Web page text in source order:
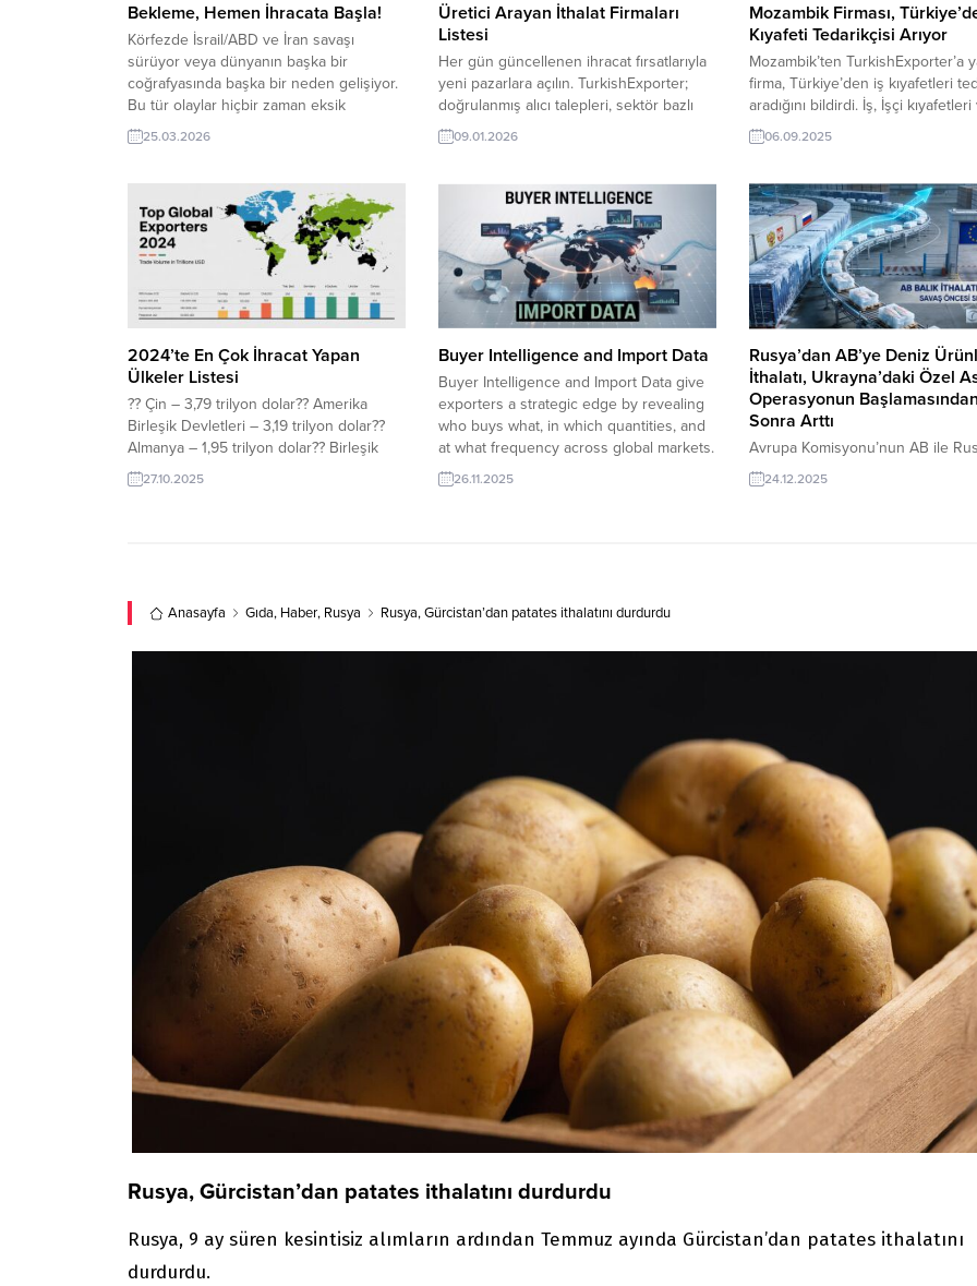
Bekleme, Hemen İhracata Başla!
Körfezde İsrail/ABD ve İran savaşı
sürüyor veya dünyanın başka bir
coğrafyasında başka bir neden gelişiyor.
Bu tür olaylar hiçbir zaman eksik
olmayacak. Ne yapmalı? Beklemek,
ihracatta en büyük maliyetlerden biridir.
aynı hızla kaybolur. Bu nedenle doğru
zaman “şimdi”dir. Ürününüzü dünya ile
buluşturmak için kusursuz...
25.03.2026
Üretici Arayan İthalat Firmaları
Listesi
Her gün güncellenen ihracat fırsatlarıyla
yeni pazarlara açılın. TurkishExporter;
doğrulanmış alıcı talepleri, sektör bazlı
ilanlar ve hedef ülke odaklı
eşleştirmelerle Türk ihracatçılarını
buluşturur. Günün Öne Çıkan Alım
Talepleri ve İthalatçı Listesi Yunanistanlı
Firma, Jeneratör Satın Almak İstiyorIrak
Firması, Galvanizli Çelik Boru İthal
EdecekKuveytli Şirket, Türkiye’den...
09.01.2026
Mozambik Firması,
Kıyafeti Tedarikçisi Arıyor
Mozambik’ten TurkishExporter’a
firma, Türkiye’den iş kıyafetleri
aradığını bildirdi. İş, İşçi kıyafetleri
üniformalar konusunda üretim
ihracat yapan firmalar; bu
TurkishExporter VIP üyeleri için
bu ilanı şimdi görüntüleyin. En
gören sektörlerin başında gelen
kıyafetleri ve üniformalar
06.09.2025
2024’te En Çok İhracat Yapan
Ülkeler Listesi
?? Çin – 3,79 trilyon dolar?? Amerika
Birleşik Devletleri – 3,19 trilyon dolar??
Almanya – 1,95 trilyon dolar?? Birleşik
Krallık – 1,12 trilyon dolar?? Fransa – 1,07
trilyon dolar?? Hollanda – 1,03 trilyon
27.10.2025
Buyer Intelligence and Import Data
Buyer Intelligence and Import Data give
exporters a strategic edge by revealing
who buys what, in which quantities, and
at what frequency across global markets.
On TurkishExporter’s Import Export
Trade Leads platform, companies can
26.11.2025
Rusya’dan AB’ye Deniz
İthalatı, Ukrayna’daki Özel
Operasyonun
Sonra Arttı
Avrupa Komisyonu’nun AB ile
arasındaki balık ve deniz ürünleri
ticaretinin sonuçlarına ilişkin
24.12.2025
Anasayfa Gıda, Haber, Rusya Rusya, Gürcistan’dan patates ithalatını durdurdu
Rusya, Gürcistan’dan patates ithalatını durdurdu
Rusya, 9 ay süren kesintisiz alımların ardından Temmuz ayında Gürcistan’dan patates ithalatını
durdurdu.